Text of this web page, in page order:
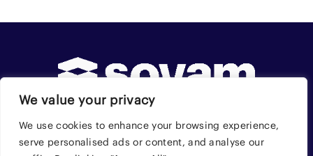
We value your privacy
We use cookies to enhance your browsing experience,
serve personalised ads or content, and analyse our